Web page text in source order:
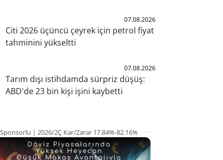
07.08.2026
Citi 2026 üçüncü çeyrek için petrol fiyat
tahminini yükseltti
07.08.2026
Tarım dışı istihdamda sürpriz düşüş:
ABD'de 23 bin kişi işini kaybetti
Sponsorlu | 2026/2Ç Kar/Zarar 17.84%-82.16%